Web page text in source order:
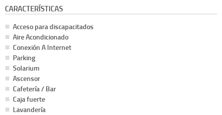
CARACTERÍSTICAS
Acceso para discapacitados
Aire Acondicionado
Conexión A Internet
Parking
Solarium
Ascensor
Cafetería / Bar
Caja fuerte
Lavandería